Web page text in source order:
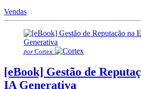
Vendas
por Cortex
[eBook] Gestão de
IA Generativa